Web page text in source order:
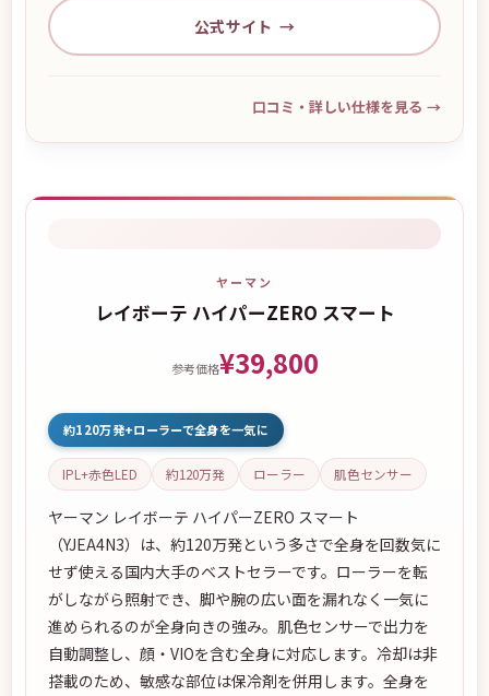
公式サイト
口コミ・詳しい仕様を見る →
ヤーマン
レイボーテ ハイパーZERO スマート
参考価格¥39,800
約120万発+ローラーで全身を一気に
IPL+赤色LED 約120万発 ローラー 肌色センサー
ヤーマン レイボーテ ハイパーZERO スマート
（YJEA4N3）は、約120万発という多さで全身を回数気に
せず使える国内大手のベストセラーです。ローラーを転
がしながら照射でき、脚や腕の広い面を漏れなく一気に
進められるのが全身向きの強み。肌色センサーで出力を
自動調整し、顔・VIOを含む全身に対応します。冷却は非
搭載のため、敏感な部位は保冷剤を併用します。全身を